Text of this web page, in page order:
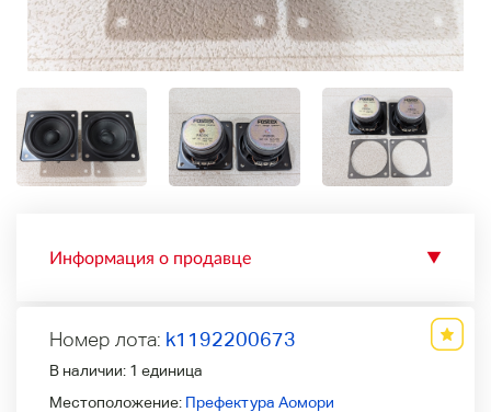
Информация о продавце ▼
Номер лота: k1192200673
В наличии: 1 единица
Местоположение: Префектура Аомори